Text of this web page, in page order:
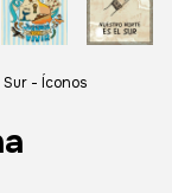
Sur - Íconos